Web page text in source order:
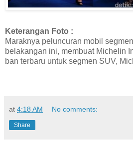
Keterangan Foto :
Maraknya peluncuran mobil
belakangan ini, membuat Michelin
ban terbaru untuk segmen SUV,
at 4:18 AM No comments:
Share